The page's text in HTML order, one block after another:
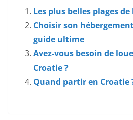
Les plus belles plages
Choisir son
guide ultime
Avez-vous besoin de
Croatie ?
Quand partir en Croatie